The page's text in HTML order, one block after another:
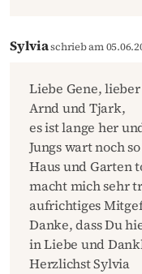
Sylviaschrieb am
Liebe Gene,
Arnd und Tjark,
es ist lange her
Jungs wart noch
Haus und Garten
macht mich sehr
aufrichtiges
Danke, dass Du
in Liebe und
Herzlichst Sylvia